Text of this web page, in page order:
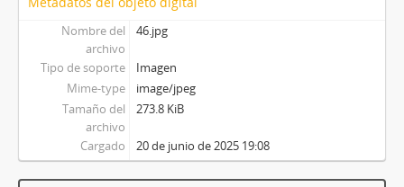
Nombre del
archivo
46.jpg
Tipo de soporte
Imagen
Mime-type
image/jpeg
Tamaño del
archivo
273.8 KiB
Cargado 20 de junio de 2025 19:08